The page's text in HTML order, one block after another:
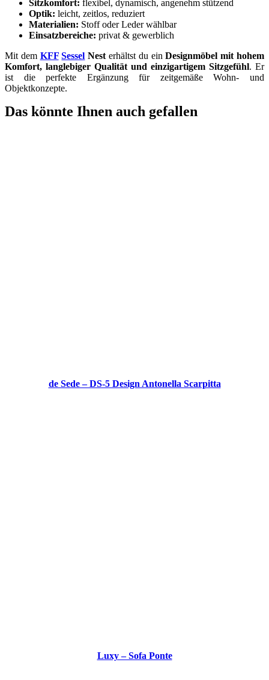
Sitzkomfort: flexibel, dynamisch, angenehm stützend
Optik: leicht, zeitlos, reduziert
Materialien: Stoff oder Leder wählbar
Einsatzbereiche: privat & gewerblich
Mit dem KFF Sessel Nest erhältst du einDesignmöbel mit hohem
Komfort, langlebiger Qualität und einzigartigem Sitzgefühl. Er
ist die perfekte Ergänzung für zeitgemäße Wohn- und
Objektkonzepte.
Das könnte Ihnen auch gefallen
de Sede – DS-5 Design Antonella Scarpitta
Luxy – Sofa Ponte